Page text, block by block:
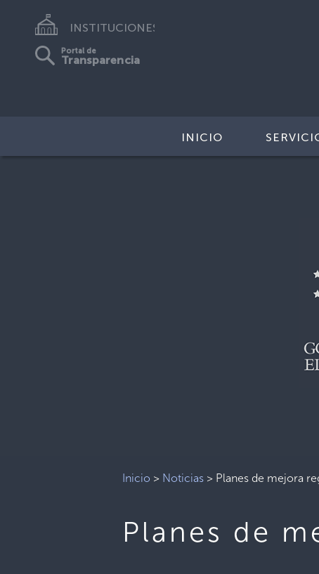
INSTITUCIONES
Portal de
Transparencia
INICIO
Inicio > Noticias > Planes de mejora
Planes de